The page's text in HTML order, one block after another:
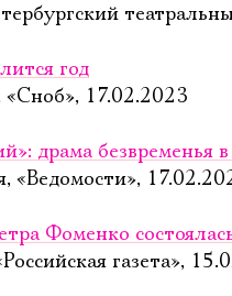
год
«Сноб», 17.02.2023
драма безвременья
«Ведомости»,
Фоменко
газета»,